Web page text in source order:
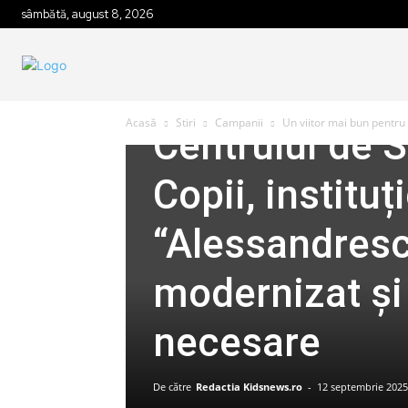
sâmbătă, august 8, 2026
Acasă Stiri Campanii Un viitor mai bun
Un viitor mai
Centrului de
Copii,
modernizat
necesare
De către Redactia Kidsnews.ro - 12 septembrie 2025